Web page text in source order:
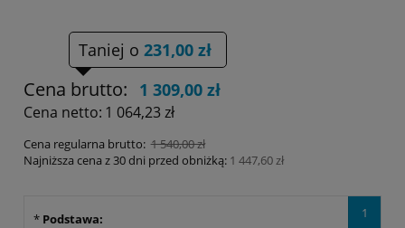
Taniej o 231,00 zł
Cena brutto: 1 309,00 zł
Cena netto: 1 064,23 zł
Cena regularna brutto: 1 540,00 zł
Najniższa cena z 30 dni przed obniżką: 1 447,60 zł
1
* Podstawa: